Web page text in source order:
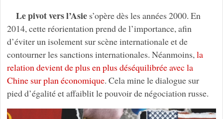
Le pivot vers l’Asies’opère dès les années 2000. En
2014, cette réorientation prend de l’importance, afin
d’éviter un isolement sur scène internationale et de
contourner les sanctions internationales. Néanmoins,la
relation devient de plus en plus déséquilibrée avec la
Chine sur plan économique. Cela mine le dialogue sur
pied d’égalité et affaiblit le pouvoir de négociation russe.